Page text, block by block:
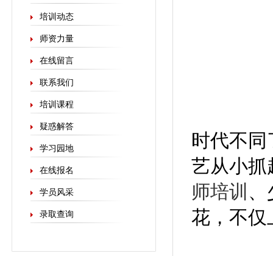
培训动态
师资力量
在线留言
联系我们
培训课程
疑惑解答
学习园地
在线报名
学员风采
录取查询
时代不
艺从小抓
师培训 、
花，不仅